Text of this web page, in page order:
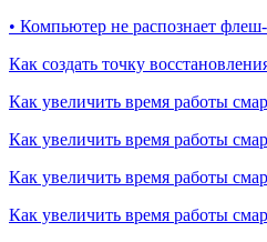
• Компьютер не распознает
Как создать точку
Как увеличить время работы
Как увеличить время работы
Как увеличить время работы
Как увеличить время работы